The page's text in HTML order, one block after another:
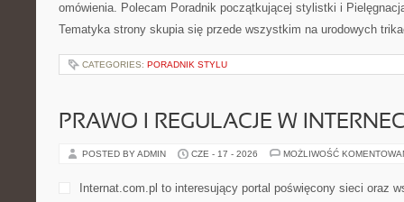
omówienia. Polecam Poradnik początkującej stylistki i
Tematyka strony skupia się przede wszystkim na urodowych
CATEGORIES: PORADNIK STYLU
PRAWO I REGULACJE W
POSTED BY ADMIN CZE - 17 - 2026 MOŻLIWOŚĆ
Internat.com.pl to interesujący portal poświęcony sieci oraz